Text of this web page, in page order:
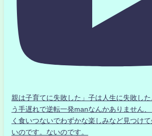
親は子育てに失敗した」子は人生に失敗し
う手遅れで逆転一発manなんかありません、
く食いつないでわずかな楽しみなど見つけ
いのです。ないのです。